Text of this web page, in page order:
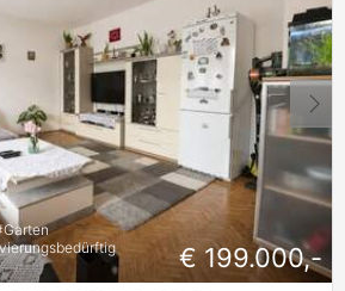
Garten
€ 199.000,-